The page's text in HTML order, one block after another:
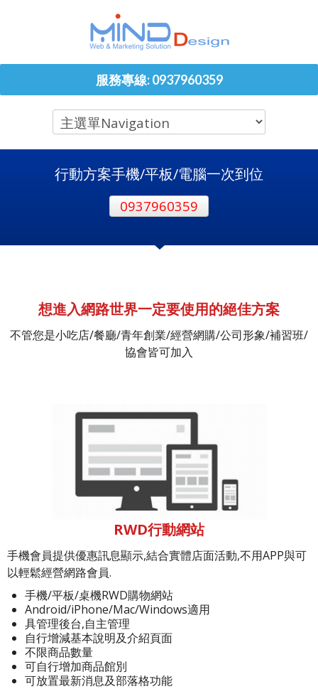
服務專線: 0937960359
行動方案手機/平板/電腦一次到位
0937960359
想進入網路世界一定要使用的絕佳方案
不管您是小吃店/餐廳/青年創業/經營網購/公司形象/補習班/
協會皆可加入
RWD行動網站
手機會員提供優惠訊息顯示,結合實體店面活動,不用APP與可
以輕鬆經營網路會員.
手機/平板/桌機RWD購物網站
Android/iPhone/Mac/Windows適用
具管理後台,自主管理
自行增減基本說明及介紹頁面
不限商品數量
可自行增加商品館別
可放置最新消息及部落格功能